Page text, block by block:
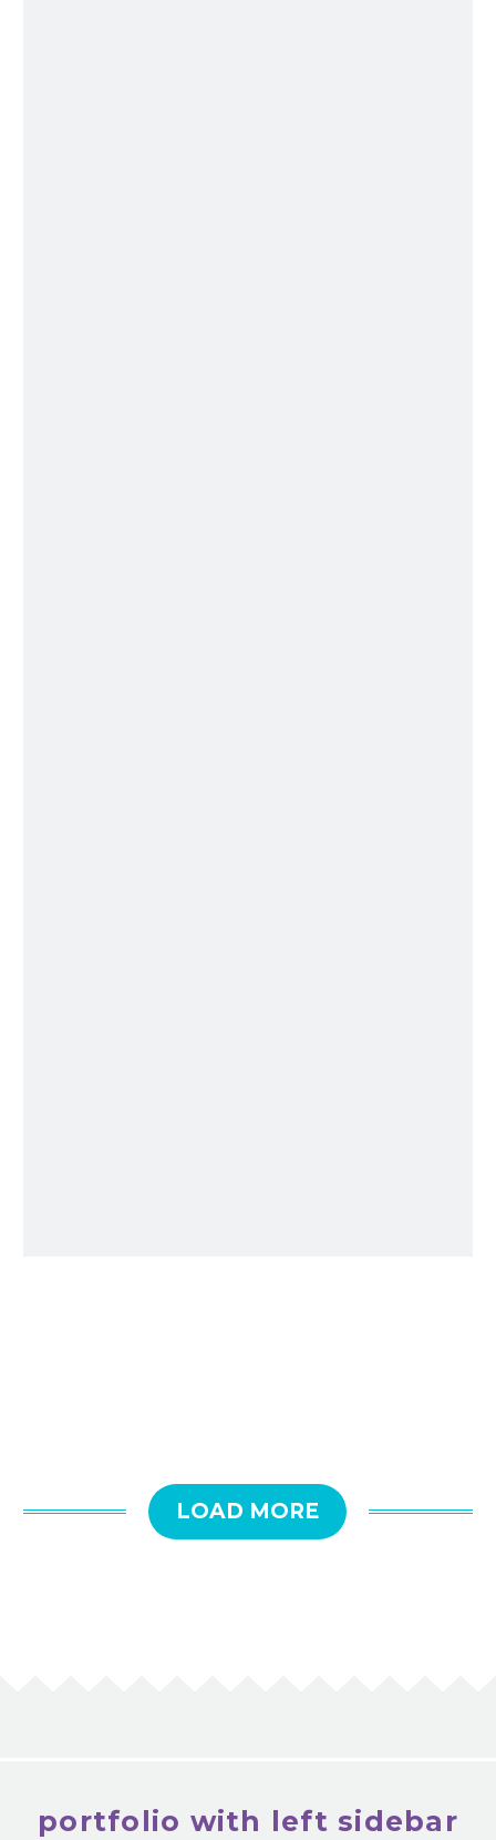
LOAD MORE
portfolio with left sidebar